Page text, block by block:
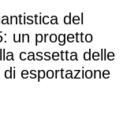
del
un progetto
cassetta delle
esportazione